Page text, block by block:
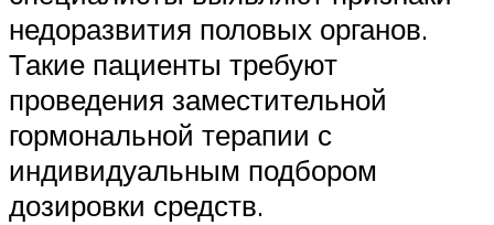
недоразвития половых органов.
Такие пациенты требуют
проведения заместительной
гормональной терапии с
индивидуальным подбором
дозировки средств.